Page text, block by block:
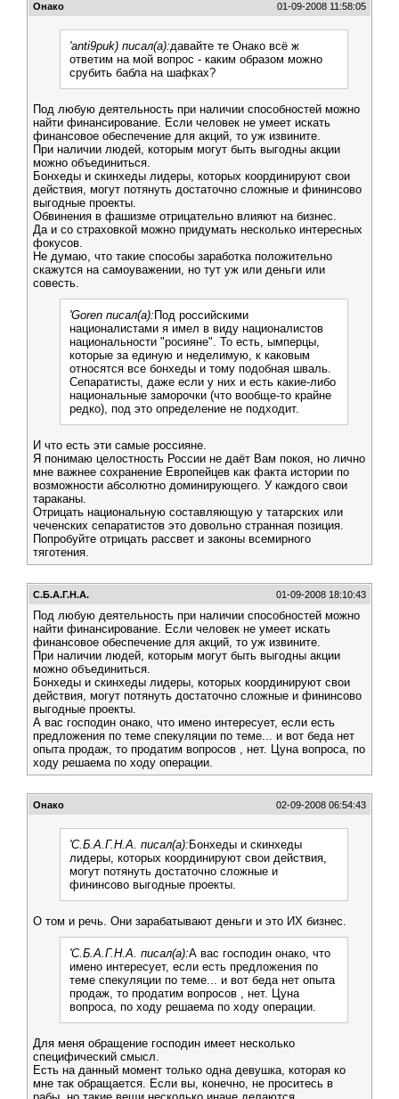
Онако 01-09-2008 11:58:05
'anti9puk) писал(а):давайте те Онако всё ж
ответим на мой вопрос - каким образом можно
срубить бабла на шафках?
Под любую деятельность при наличии способностей можно
найти финансирование. Если человек не умеет искать
финансовое обеспечение для акций, то уж извините.
При наличии людей, которым могут быть выгодны акции
можно объединиться.
Бонхеды и скинхеды лидеры, которых координируют свои
действия, могут потянуть достаточно сложные и фининсово
выгодные проекты.
Обвинения в фашизме отрицательно влияют на бизнес.
Да и со страховкой можно придумать несколько интересных
фокусов.
Не думаю, что такие способы заработка положительно
скажутся на самоуважении, но тут уж или деньги или
совесть.
'Goren писал(а): Под российскими
националистами я имел в виду националистов
национальности "росияне". То есть, ымперцы,
которые за единую и неделимую, к каковым
относятся все бонхеды и тому подобная шваль.
Сепаратисты, даже если у них и есть какие-либо
национальные заморочки (что вообще-то крайне
редко), под это определение не подходит.
И что есть эти самые россияне.
Я понимаю целостность России не даёт Вам покоя, но лично
мне важнее сохранение Европейцев как факта истории по
возможности абсолютно доминирующего. У каждого свои
тараканы.
Отрицать национальную составляющую у татарских или
чеченских сепаратистов это довольно странная позиция.
Попробуйте отрицать рассвет и законы всемирного
тяготения.
C.Б.А.Г.Н.А. 01-09-2008 18:10:43
Под любую деятельность при наличии способностей можно
найти финансирование. Если человек не умеет искать
финансовое обеспечение для акций, то уж извините.
При наличии людей, которым могут быть выгодны акции
можно объединиться.
Бонхеды и скинхеды лидеры, которых координируют свои
действия, могут потянуть достаточно сложные и фининсово
выгодные проекты.
А вас господин онако, что имено интересует, если есть
предложения по теме спекуляции по теме... и вот беда нет
опыта продаж, то продатим вопросов , нет. Цуна вопроса, по
ходу решаема по ходу операции.
Онако 02-09-2008 06:54:43
'C.Б.А.Г.Н.А. писал(а): Бонхеды и скинхеды
лидеры, которых координируют свои действия,
могут потянуть достаточно сложные и
фининсово выгодные проекты.
О том и речь. Они зарабатывают деньги и это ИХ бизнес.
'C.Б.А.Г.Н.А. писал(а):А вас господин онако, что
имено интересует, если есть предложения по
теме спекуляции по теме... и вот беда нет опыта
продаж, то продатим вопросов , нет. Цуна
вопроса, по ходу решаема по ходу операции.
Для меня обращение господин имеет несколько
специфический смысл.
Есть на данный момент только одна девушка, которая ко
мне так обращается. Если вы, конечно, не проситесь в